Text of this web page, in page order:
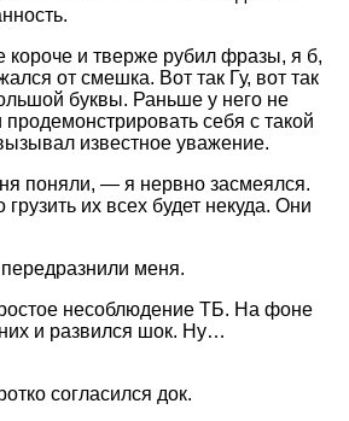
короче и тверже рубил фразы, я б,
от смешка. Вот так Гу, вот так
буквы. Раньше у него не
себя с такой
известное уважение.
поняли, — я нервно засмеялся.
их всех будет некуда. Они
меня.
несоблюдение ТБ. На фоне
и развился шок. Ну…
согласился док.